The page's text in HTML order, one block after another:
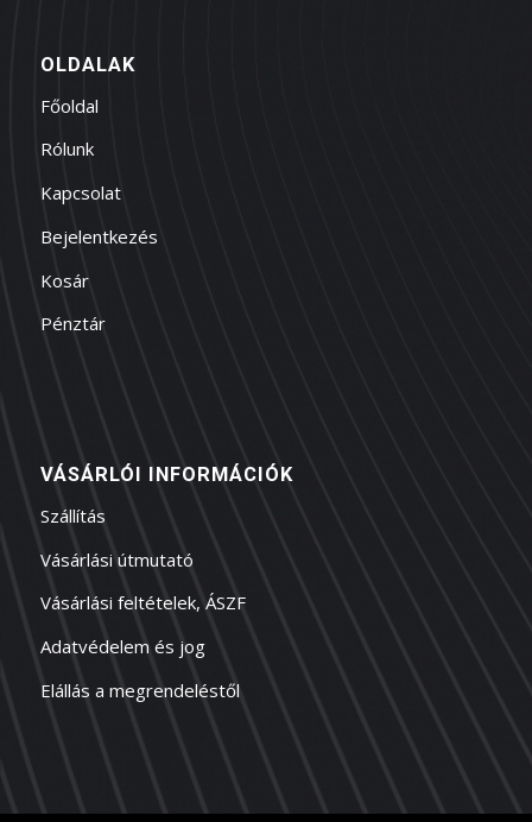
OLDALAK
Főoldal
Rólunk
Kapcsolat
Bejelentkezés
Kosár
Pénztár
VÁSÁRLÓI INFORMÁCIÓK
Szállítás
Vásárlási útmutató
Vásárlási feltételek, ÁSZF
Adatvédelem és jog
Elállás a megrendeléstől